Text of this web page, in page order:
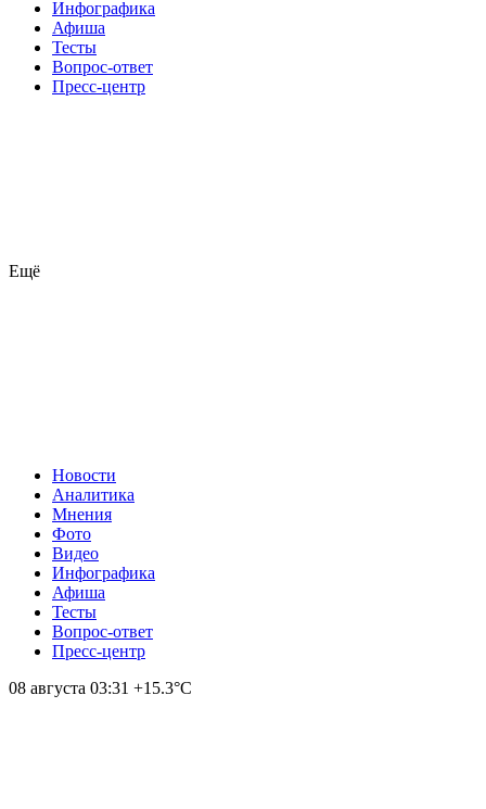
Инфографика
Афиша
Тесты
Вопрос-ответ
Пресс-центр
Ещё
Новости
Аналитика
Мнения
Фото
Видео
Инфографика
Афиша
Тесты
Вопрос-ответ
Пресс-центр
08 августа 03:31 +15.3°С